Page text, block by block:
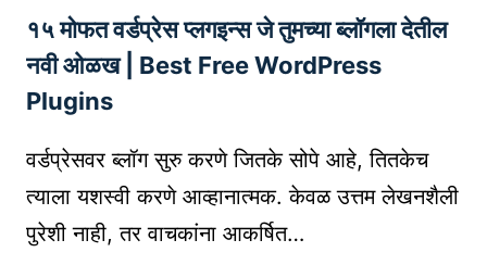
लिं
किं
क
रा
वे
१५ मोफत वर्डप्रेस प्लगइन्स जे तुमच्या ब्लॉगला देतील
नवी ओळख | Best Free WordPress
Plugins
वर्डप्रेसवर ब्लॉग सुरु करणे जितके सोपे आहे, तितकेच
त्याला यशस्वी करणे आव्हानात्मक. केवळ उत्तम लेखनशैली
पुरेशी नाही, तर वाचकांना आकर्षित…